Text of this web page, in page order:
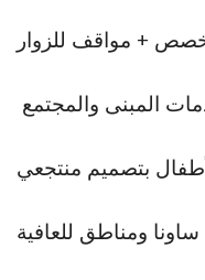
بتصميم منتجعي
ومناطق للعافية